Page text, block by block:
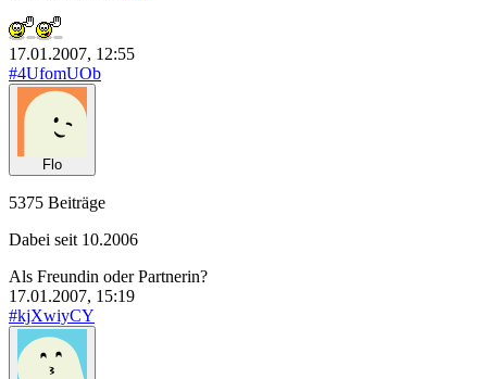
17.01.2007, 12:55
#4UfomUOb
Flo
5375 Beiträge
Dabei seit 10.2006
Als Freundin oder Partnerin?
17.01.2007, 15:19
#kjXwiyCY